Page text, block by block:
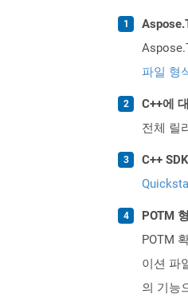
파일 형
C++에
전체 릴
C++
POTM
POTM
이션 파
의 기능